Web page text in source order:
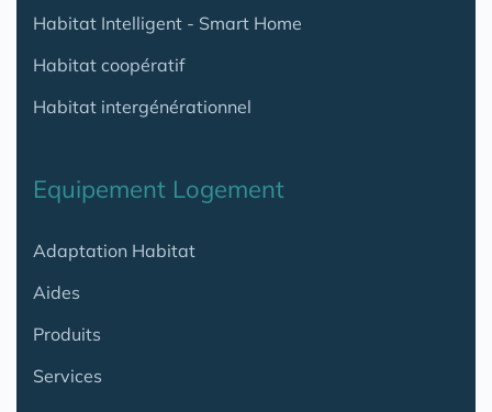
Habitat Intelligent - Smart Home
Habitat coopératif
Habitat intergénérationnel
Equipement Logement
Adaptation Habitat
Aides
Produits
Services